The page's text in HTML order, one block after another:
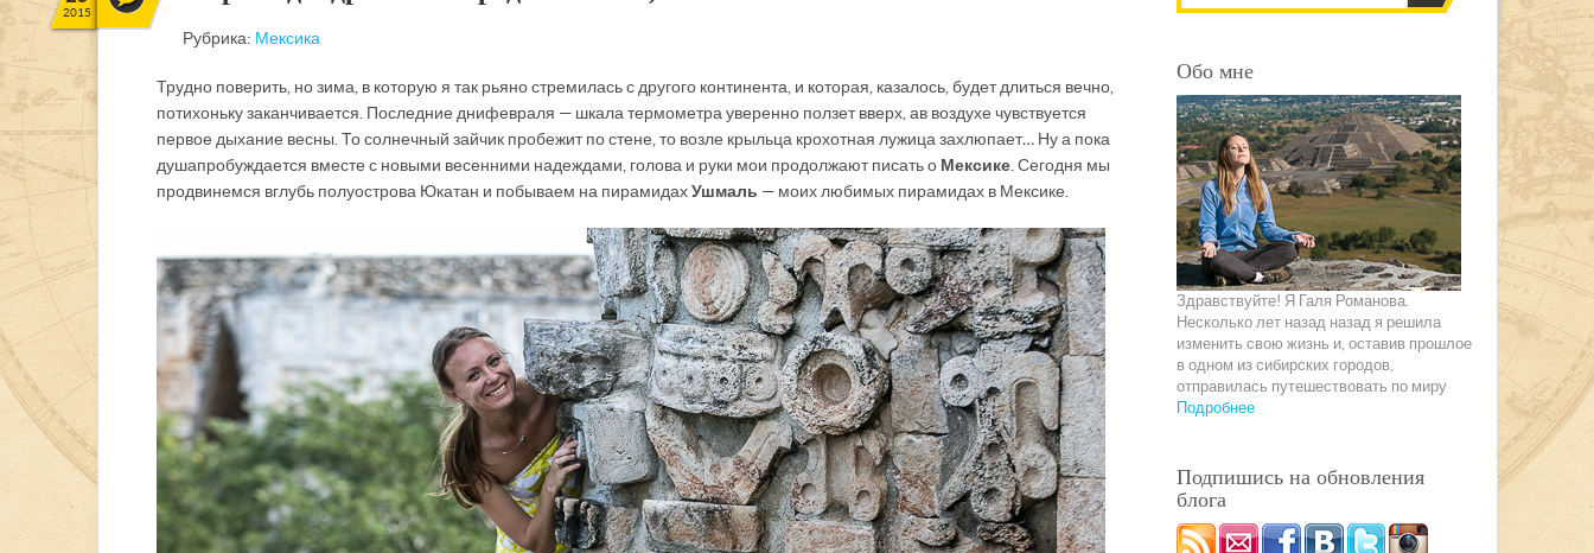
2015
Рубрика: Мексика
Трудно поверить, но зима, в которую я так рьяно стремилась с другого континента, и которая, казалось, будет длиться вечно,
потихоньку заканчивается. Последние дни февраля — шкала термометра уверенно ползет вверх, а в воздухе чувствуется
первое дыхание весны. То солнечный зайчик пробежит по стене, то возле крыльца крохотная лужица захлюпает… Ну а пока
душа пробуждается вместе с новыми весенними надеждами, голова и руки мои продолжают писать о Мексике . Сегодня мы
продвинемся вглубь полуострова Юкатан и побываем на пирамидахУшмаль — моих любимых пирамидах в Мексике.
Обо мне
Здравствуйте! Я Галя Романова.
Несколько лет назад назад я решила
изменить свою жизнь и, оставив прошлое
в одном из сибирских городов,
отправилась путешествовать по миру
Подробнее
Подпишись на обновления
блога